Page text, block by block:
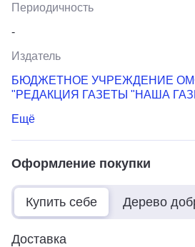
Периодичность
-
Издатель
БЮДЖЕТНОЕ УЧРЕЖДЕНИЕ
"РЕДАКЦИЯ ГАЗЕТЫ "НАША
Ещё
Оформление покупки
Купить себе Дерево
Доставка